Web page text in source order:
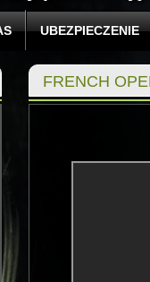
UBEZPIECZENIE
FRENCH